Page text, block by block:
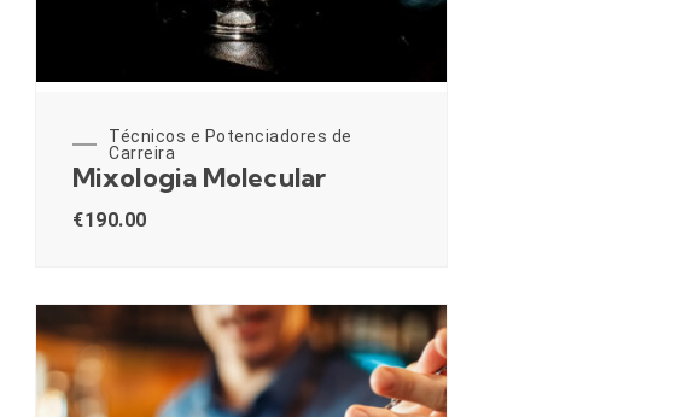
Técnicos e Potenciadores de
Carreira
Mixologia Molecular
€190.00